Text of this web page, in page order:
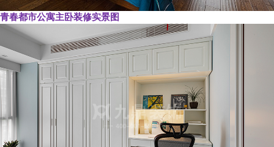
青春都市公寓主卧装修实景图